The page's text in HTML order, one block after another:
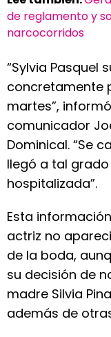
de reglamento y
narcocorridos
“Sylvia Pasquel
concretamente
martes”,
comunicador
Dominical. “Se
llegó a tal
hospitalizada”.
Esta
actriz no
de la boda,
su decisión de
madre Silvia
además de